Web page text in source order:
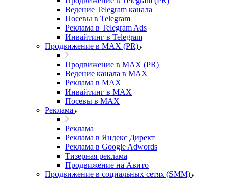
Ведение Telegram канала
Посевы в Telegram
Реклама в Telegram Ads
Инвайтинг в Telegram
Продвижение в MAX (PR)
Продвижение в MAX (PR)
Ведение канала в MAX
Реклама в MAX
Инвайтинг в MAX
Посевы в MAX
Реклама
Реклама
Реклама в Яндекс Директ
Реклама в Google Adwords
Тизерная реклама
Продвижение на Авито
Продвижение в социальных сетях (SMM)